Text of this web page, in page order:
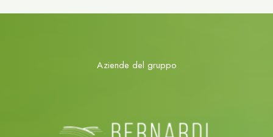
Aziende del gruppo